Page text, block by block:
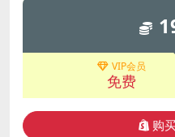
VIP会员
免费
购